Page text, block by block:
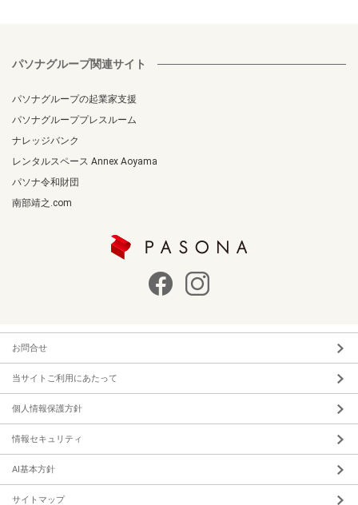
パソナグループ関連サイト
パソナグループの起業家支援
パソナグループプレスルーム
ナレッジバンク
レンタルスペース Annex Aoyama
パソナ令和財団
南部靖之.com
お問合せ
当サイトご利用にあたって
個人情報保護方針
情報セキュリティ
AI基本方針
サイトマップ